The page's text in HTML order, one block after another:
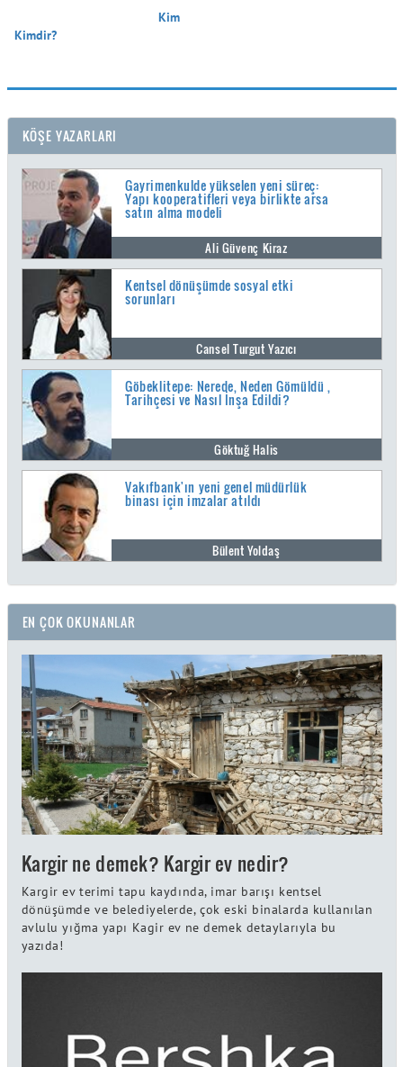
Kimdir?
KÖŞE YAZARLARI
Gayrimenkulde yükselen yeni süreç:
Yapı kooperatifleri veya birlikte arsa
satın alma modeli
Ali Güvenç Kiraz
Kentsel dönüşümde sosyal etki
sorunları
Cansel Turgut Yazıcı
Göbeklitepe: Nerede, Neden Gömüldü ,
Tarihçesi ve Nasıl İnşa Edildi?
Göktuğ Halis
Vakıfbank'ın yeni genel müdürlük
binası için imzalar atıldı
Bülent Yoldaş
EN ÇOK OKUNANLAR
Kargir ne demek? Kargir ev nedir?
Kargir ev terimi tapu kaydında, imar barışı kentsel
dönüşümde ve belediyelerde, çok eski binalarda kullanılan
avlulu yığma yapı Kagir ev ne demek detaylarıyla bu
yazıda!